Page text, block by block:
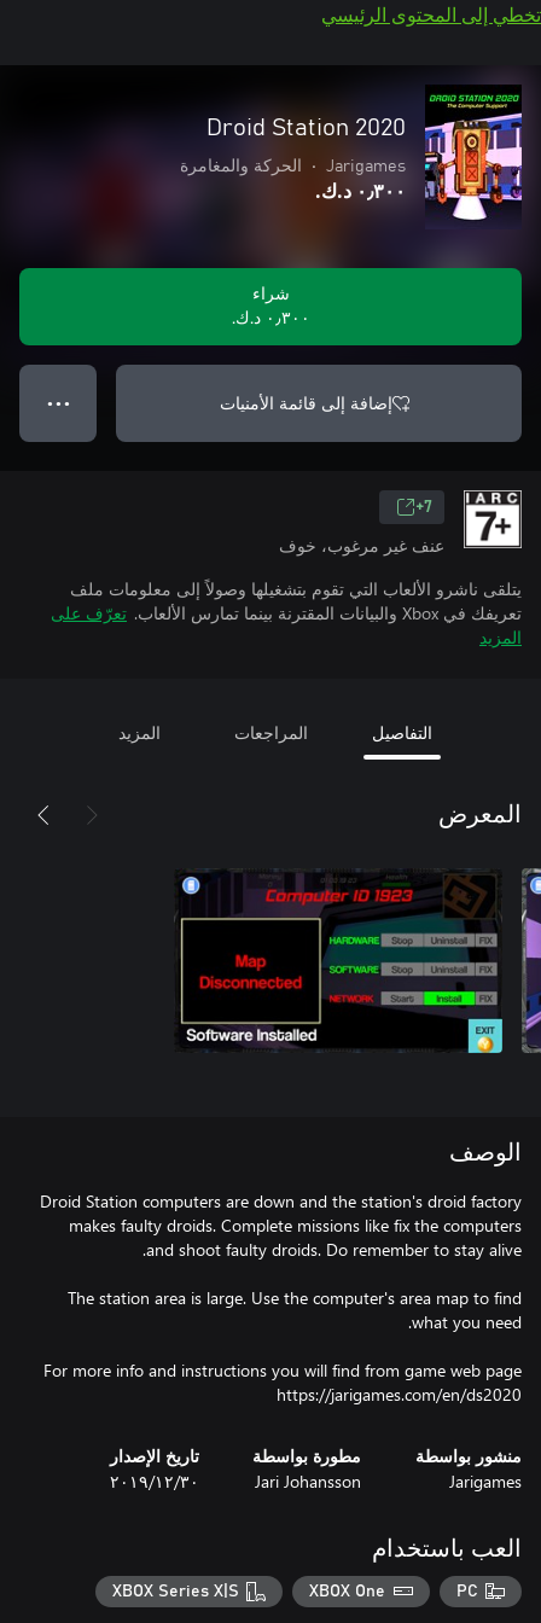
تخطي إلى المحتوى الرئيسي
Droid Station 2020
Jarigames
• الحركة والمغامرة
٠٫٣٠٠ د.ك.‏
شراء
٠٫٣٠٠ د.ك.‏
إضافة إلى قائمة الأمنيات ● ● ●
7+
عنف غير مرغوب، خوف
يتلقى ناشرو الألعاب التي تقوم بتشغيلها وصولاً إلى معلومات ملف
تعريفك في Xbox والبيانات المقترنة بينما تمارس الألعاب.
تعرّف على
المزيد
التفاصيل المراجعات المزيد
المعرض
الوصف
Droid Station computers are down and the station's droid factory
makes faulty droids. Complete missions like fix the computers
The station area is large. Use the computer's area map to find
https://jarigames.com/en/ds2020
منشور بواسطة
Jarigames
مطورة بواسطة
Jari Johansson
تاريخ الإصدار
٣٠‏/١٢‏/٢٠١٩
العب باستخدام
PC
XBOX One
XBOX Series X|S